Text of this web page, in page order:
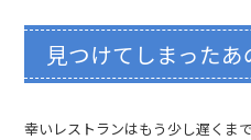
見つけてしまったあ
幸いレストランはもう少し遅くま